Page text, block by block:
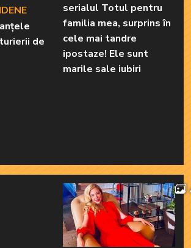
serialul Totul pentru
familia mea, surprins în
cele mai tandre
ipostaze! Ele sunt
marile sale iubiri